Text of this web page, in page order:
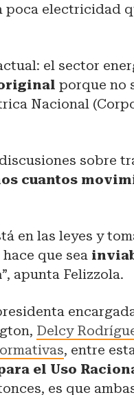
poca electricidad
el sector
originalporque no
Nacional
sobre
cuantos
en las leyes y
que sea
”, apunta Felizzola.
Delcy
, entre
el Uso
es que